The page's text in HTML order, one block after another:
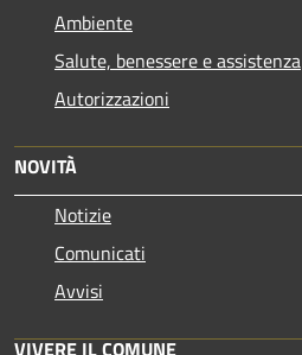
Ambiente
Salute, benessere e assistenza
Autorizzazioni
NOVITÀ
Notizie
Comunicati
Avvisi
VIVERE IL COMUNE